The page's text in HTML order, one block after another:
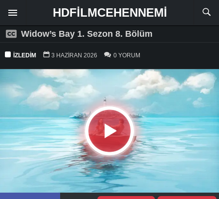
HDFILMCEHENNEMI
Widow’s Bay 1. Sezon 8. Bölüm
İZLEDIM 3 HAZIRAN 2026 0 YORUM